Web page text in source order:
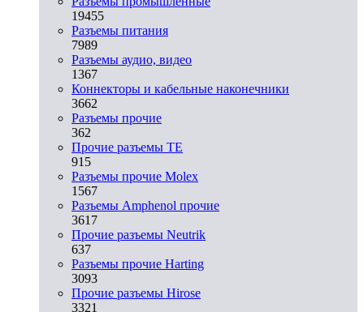
19455
Разъeмы питания
7989
Разъeмы аудио, видео
1367
Коннекторы и кабельные наконечники
3662
Разъeмы прочие
362
Прочие разъемы TE
915
Разъемы прочие Molex
1567
Разъемы Amphenol прочие
3617
Прочие разъемы Neutrik
637
Разъемы прочие Harting
3093
Прочие разъемы Hirose
3321